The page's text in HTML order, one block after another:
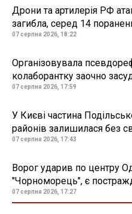
Дрони та артилерія РФ
загибла, серед 14
07 серпня 2026, 18:22
Організовувала
колаборантку заочно
07 серпня 2026, 17:59
У Києві частина
районів залишилася без
07 серпня 2026, 17:43
Ворог ударив по центру
"Чорноморець", є
07 серпня 2026, 17:27